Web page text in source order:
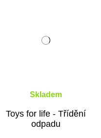
Skladem
Toys for life - Třídění
odpadu